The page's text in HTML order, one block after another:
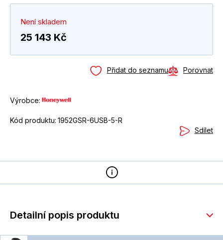
Není skladem
25 143 Kč
Přidat do seznamu Porovnat
Výrobce:
Kód produktu: 1952GSR-6USB-5-R
Sdílet
Detailní popis produktu